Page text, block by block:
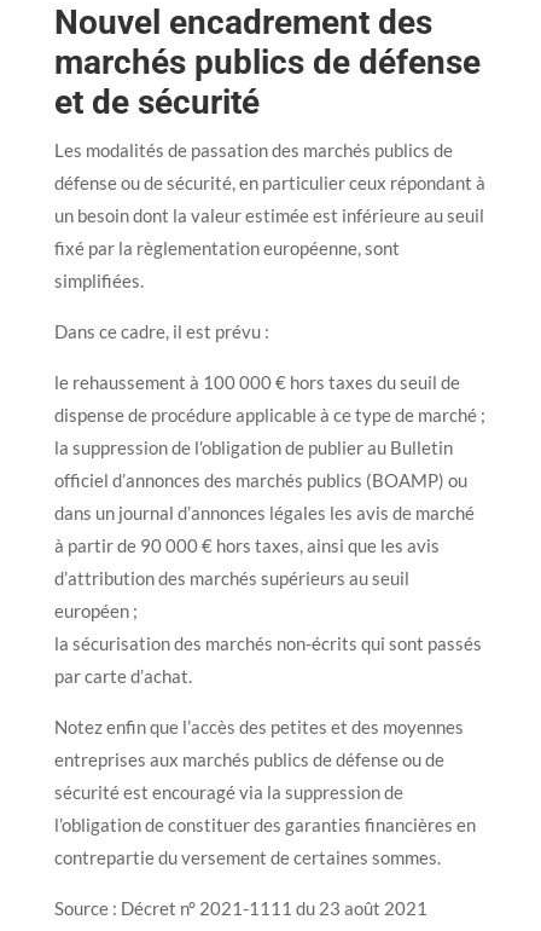
Nouvel encadrement des
marchés publics de défense
et de sécurité
Les modalités de passation des marchés publics de
défense ou de sécurité, en particulier ceux répondant à
un besoin dont la valeur estimée est inférieure au seuil
fixé par la règlementation européenne, sont
simplifiées.
Dans ce cadre, il est prévu :
le rehaussement à 100 000 € hors taxes du seuil de
dispense de procédure applicable à ce type de marché ;
la suppression de l’obligation de publier au Bulletin
officiel d’annonces des marchés publics (BOAMP) ou
dans un journal d’annonces légales les avis de marché
à partir de 90 000 € hors taxes, ainsi que les avis
d’attribution des marchés supérieurs au seuil
européen ;
la sécurisation des marchés non-écrits qui sont passés
par carte d’achat.
Notez enfin que l’accès des petites et des moyennes
entreprises aux marchés publics de défense ou de
sécurité est encouragé via la suppression de
l’obligation de constituer des garanties financières en
contrepartie du versement de certaines sommes.
Source : Décret n° 2021-1111 du 23 août 2021